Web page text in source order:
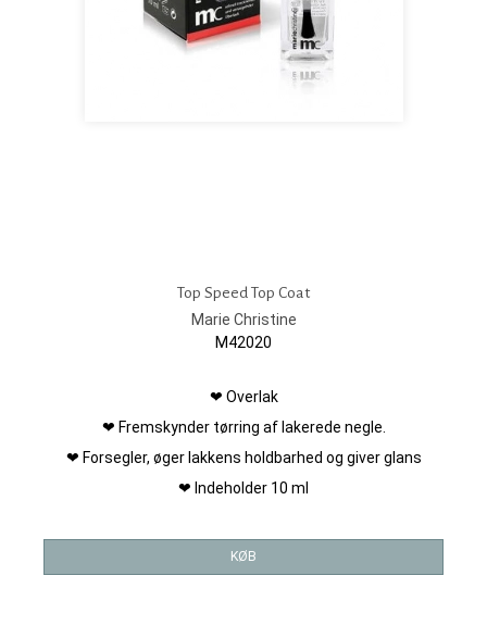
Top Speed Top Coat
Marie Christine
M42020
❤ Overlak
❤ Fremskynder tørring af lakerede negle.
❤ Forsegler, øger lakkens holdbarhed og giver glans
❤ Indeholder 10 ml
KØB